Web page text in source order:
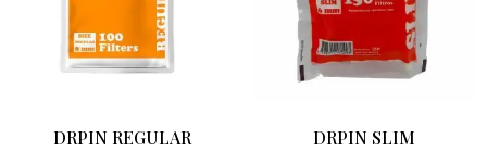
DRPIN REGULAR DRPIN SLIM